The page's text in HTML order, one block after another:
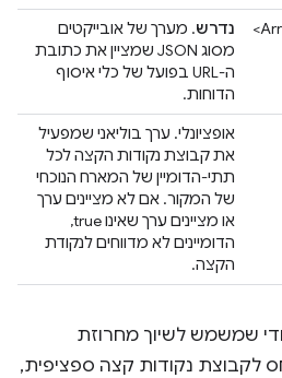
נדרש. מערך של אובייקטים
מסוג JSON שמציין את כתובת
ה-URL בפועל של כלי איסוף
הדוחות.
אופציונלי. ערך בוליאני שמפעיל
את קבוצת נקודות הקצה לכל
תתי-הדומיין של המארח הנוכחי
של המקור. אם לא מציינים ערך
או מציינים ערך שאינו true,
הדומיינים לא מדווחים לנקודת
הקצה.
שמשמש לשיוך מחרוזת
נקודות קצה ספציפית,